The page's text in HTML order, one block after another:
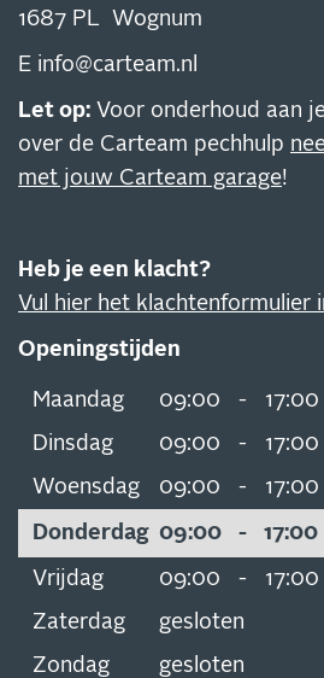
1687 PL Wognum
E info@carteam.nl
Let op: Voor onderhoud aan
over de Carteam pechhulp
met jouw Carteam garage!
Heb je een klacht?
Vul hier het klachtenformulier
Openingstijden
Maandag 09:00 -
17:00
Dinsdag
09:00 -
17:00
Woensdag
09:00 - 17:00
Donderdag 09:00 - 17:00
Vrijdag 09:00 -
17:00
Zaterdag
gesloten
Zondag
gesloten